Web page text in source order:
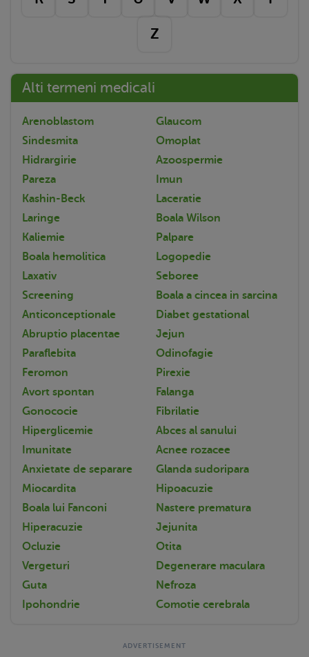
Z
Alti termeni medicali
Arenoblastom
Glaucom
Sindesmita
Omoplat
Hidrargirie
Azoospermie
Pareza
Imun
Kashin-Beck
Laceratie
Laringe
Boala Wilson
Kaliemie
Palpare
Boala hemolitica
Logopedie
Laxativ
Seboree
Screening
Boala a cincea in sarcina
Anticonceptionale
Diabet gestational
Abruptio placentae
Jejun
Paraflebita
Odinofagie
Feromon
Pirexie
Avort spontan
Falanga
Gonococie
Fibrilatie
Hiperglicemie
Abces al sanului
Imunitate
Acnee rozacee
Anxietate de separare
Glanda sudoripara
Miocardita
Hipoacuzie
Boala lui Fanconi
Nastere prematura
Hiperacuzie
Jejunita
Ocluzie
Otita
Vergeturi
Degenerare maculara
Guta
Nefroza
Ipohondrie
Comotie cerebrala